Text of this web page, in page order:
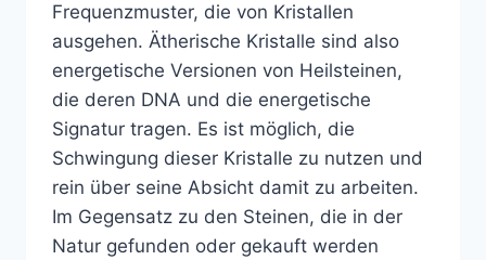
Frequenzmuster, die von Kristallen
ausgehen. Ätherische Kristalle sind also
energetische Versionen von Heilsteinen,
die deren DNA und die energetische
Signatur tragen. Es ist möglich, die
Schwingung dieser Kristalle zu nutzen und
rein über seine Absicht damit zu arbeiten.
Im Gegensatz zu den Steinen, die in der
Natur gefunden oder gekauft werden